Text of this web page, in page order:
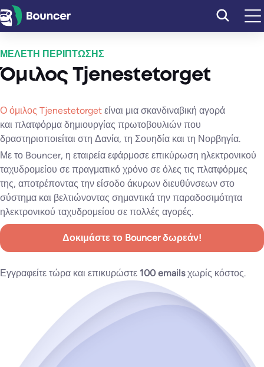
Μετάβαση
στο
ΜΕΛΕΤΗ ΠΕΡΙΠΤΩΣΗΣ
Όμιλος Tjenestetorget
Ο όμιλος Tjenestetorget είναι μια σκανδιναβική αγορά
και πλατφόρμα δημιουργίας πρωτοβουλιών που
δραστηριοποιείται στη Δανία, τη Σουηδία και τη Νορβηγία.
Με το Bouncer, η εταιρεία εφάρμοσε επικύρωση ηλεκτρονικού
ταχυδρομείου σε πραγματικό χρόνο σε όλες τις πλατφόρμες
της, αποτρέποντας την είσοδο άκυρων διευθύνσεων στο
σύστημα και βελτιώνοντας σημαντικά την παραδοσιμότητα
ηλεκτρονικού ταχυδρομείου σε πολλές αγορές.
Δοκιμάστε το Bouncer δωρεάν!
Εγγραφείτε τώρα και επικυρώστε 100 emailsχωρίς κόστος.